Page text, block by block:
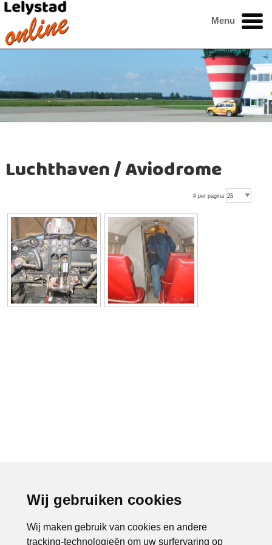
Wij gebruiken cookies
Wij maken gebruik van cookies en andere
tracking-technologieën om uw surfervaring op
Menu
Luchthaven / Aviodrome
# per pagina